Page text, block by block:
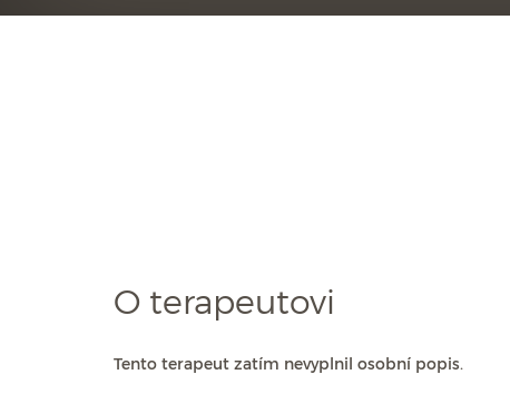
O terapeutovi
Tento terapeut zatím nevyplnil osobní popis.